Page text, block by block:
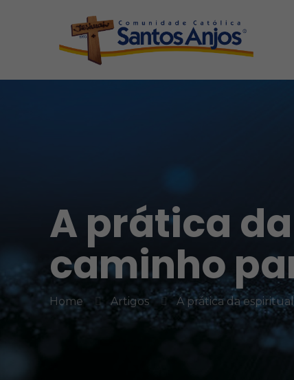
A prática
caminho
Home Artigos A prática da